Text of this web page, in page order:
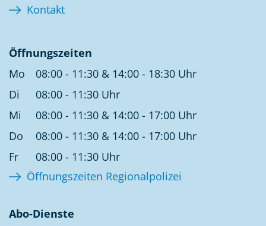
Kontakt
Öffnungszeiten
Mo
08:00 - 11:30 & 14:00 - 18:30 Uhr
Di
08:00 - 11:30 Uhr
Mi
08:00 - 11:30 & 14:00 - 17:00 Uhr
Do
08:00 - 11:30 & 14:00 - 17:00 Uhr
Fr
08:00 - 11:30 Uhr
Öffnungszeiten Regionalpolizei
Abo-Dienste